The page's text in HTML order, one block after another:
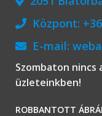
Központ:
E-mail:
Szombaton
üzleteinkben!
ROBBANTOTT